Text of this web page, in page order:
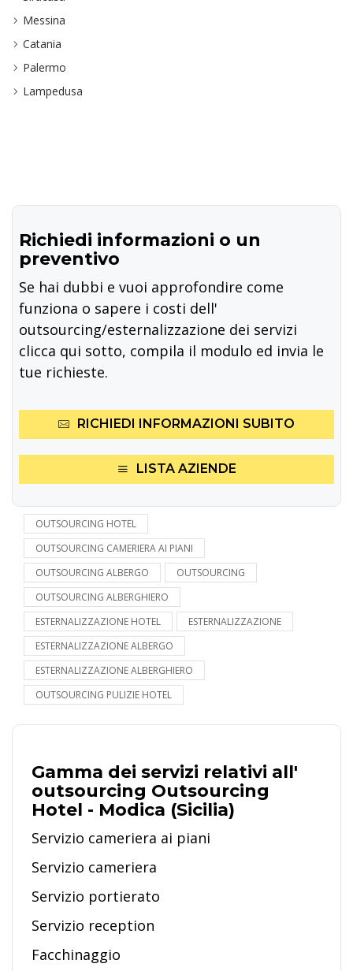
Messina
Catania
Palermo
Lampedusa
Richiedi informazioni o un
preventivo
Se hai dubbi e vuoi approfondire come
funziona o sapere i costi dell'
outsourcing/esternalizzazione dei servizi
clicca qui sotto, compila il modulo ed invia le
tue richieste.
RICHIEDI INFORMAZIONI SUBITO
LISTA AZIENDE
OUTSOURCING HOTEL
OUTSOURCING CAMERIERA AI PIANI
OUTSOURCING ALBERGO
OUTSOURCING
OUTSOURCING ALBERGHIERO
ESTERNALIZZAZIONE HOTEL
ESTERNALIZZAZIONE
ESTERNALIZZAZIONE ALBERGO
ESTERNALIZZAZIONE ALBERGHIERO
OUTSOURCING PULIZIE HOTEL
Gamma dei servizi relativi all'
outsourcing Outsourcing
Hotel - Modica (Sicilia)
Servizio cameriera ai piani
Servizio cameriera
Servizio portierato
Servizio reception
Facchinaggio